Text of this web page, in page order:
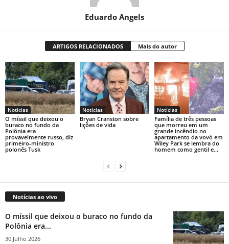
Eduardo Angels
ARTIGOS RELACIONADOS Mais do autor
Notícias
O míssil que deixou o
buraco no fundo da
Polônia era
provavelmente russo, diz
primeiro-ministro
polonês Tusk
Notícias
Bryan Cranston sobre
lições de vida
Notícias
Família de três pessoas
que morreu em um
grande incêndio no
apartamento da vovó em
Wiley Park se lembra do
homem como gentil e...
Notícias ao vivo
O míssil que deixou o buraco no fundo da
Polônia era...
30 Julho 2026